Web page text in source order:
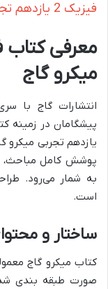
فیزیک 2 یازدهم تجربی نشر الگو
معرفی کتاب
میکرو گاج
انتشارات گاج با
پیشگامان در زمینه
یازدهم تجربی میکرو
پوشش کامل مباحث،
به شمار می‌رود.
است.
ساختار و
کتاب میکرو گاج
صورت طبقه بندی